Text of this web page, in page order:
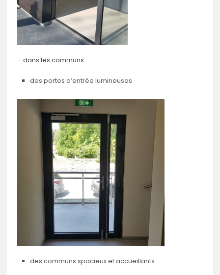
– dans les communs
des portes d’entrée lumineuses
des communs spacieux et accueillants